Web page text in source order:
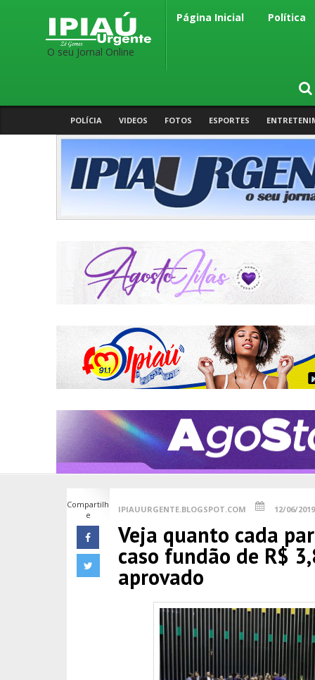
O seu Jornal Online
Página Inicial Política
POLÍCIA VIDEOS FOTOS ESPORTES
Compartilh
e
IPIAUURGENTE.BLOGSPOT.COM 12/06/
Veja quanto cada
caso fundão de R$
aprovado